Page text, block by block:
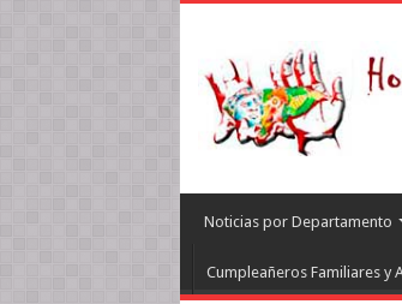
Noticias por Departamento
Cumpleañeros Familiares y